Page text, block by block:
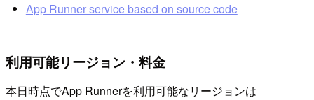
App Runner service based on source code
利用可能リージョン・料金
本日時点でApp Runnerを利用可能なリージョンは